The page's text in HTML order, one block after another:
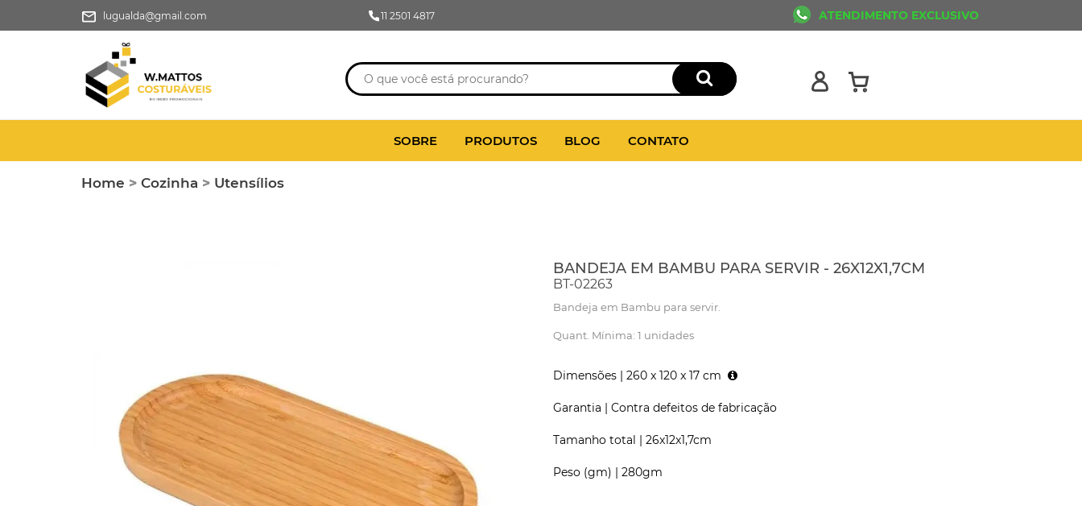
lugualda@gmail.com 11 2501 4817 ATENDIMENTO EXCLUSIVO
SOBRE PRODUTOS BLOG CONTATO
Home > Cozinha > Utensílios
BANDEJA EM BAMBU PARA SERVIR - 26X12X1,7CM
BT-02263
Bandeja em Bambu para servir.
Quant. Mínima: 1 unidades
Dimensões | 260 x 120 x 17 cm
Garantia | Contra defeitos de fabricação
Tamanho total | 26x12x1,7cm
Peso (gm) | 280gm